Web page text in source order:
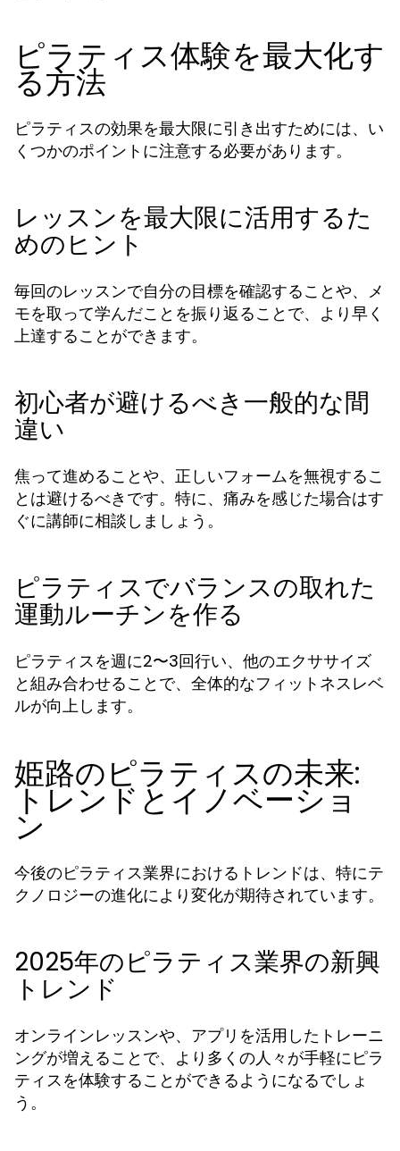
ピラティス体験を最大化す
る方法
ピラティスの効果を最大限に引き出すためには、い
くつかのポイントに注意する必要があります。
レッスンを最大限に活用するた
めのヒント
毎回のレッスンで自分の目標を確認することや、メ
モを取って学んだことを振り返ることで、より早く
上達することができます。
初心者が避けるべき一般的な間
違い
焦って進めることや、正しいフォームを無視するこ
とは避けるべきです。特に、痛みを感じた場合はす
ぐに講師に相談しましょう。
ピラティスでバランスの取れた
運動ルーチンを作る
ピラティスを週に2〜3回行い、他のエクササイズ
と組み合わせることで、全体的なフィットネスレベ
ルが向上します。
姫路のピラティスの未来:
トレンドとイノベーショ
ン
今後のピラティス業界におけるトレンドは、特にテ
クノロジーの進化により変化が期待されています。
2025年のピラティス業界の新興
トレンド
オンラインレッスンや、アプリを活用したトレーニ
ングが増えることで、より多くの人々が手軽にピラ
ティスを体験することができるようになるでしょ
う。